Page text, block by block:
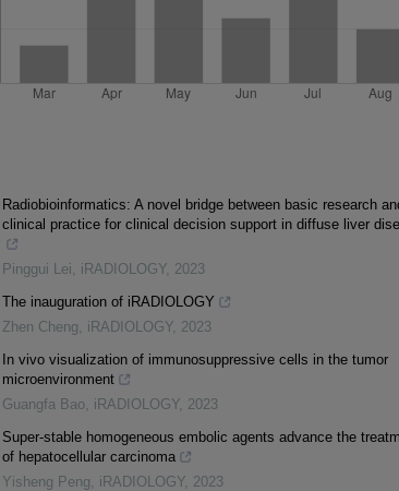
Radiobioinformatics: A novel bridge between basic research
clinical practice for clinical decision support in diffuse liver
Pinggui Lei, iRADIOLOGY, 2023
The inauguration of iRADIOLOGY
Zhen Cheng, iRADIOLOGY, 2023
In vivo visualization of immunosuppressive cells in the tumor
microenvironment
Guangfa Bao, iRADIOLOGY, 2023
Super‐stable homogeneous embolic agents advance the
of hepatocellular carcinoma
Yisheng Peng, iRADIOLOGY, 2023